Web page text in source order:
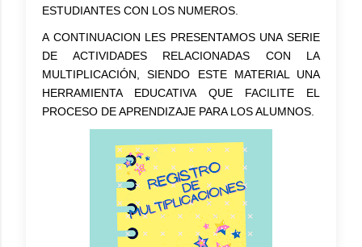
ESTUDIANTES CON LOS NUMEROS.
A CONTINUACION LES PRESENTAMOS UNA SERIE
DE ACTIVIDADES RELACIONADAS CON LA
MULTIPLICACIÓN, SIENDO ESTE MATERIAL UNA
HERRAMIENTA EDUCATIVA QUE FACILITE EL
PROCESO DE APRENDIZAJE PARA LOS ALUMNOS.